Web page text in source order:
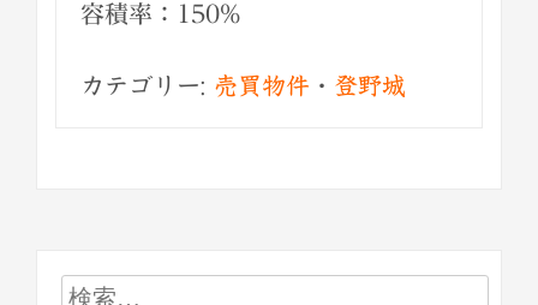
容積率：150%
カテゴリー: 売買物件 ・ 登野城
検